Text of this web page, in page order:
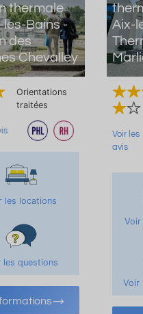
thermale
les-Bains -
des
Chevalley
Orientations
traitées
les locations
les questions
Aix-
Voir les
avis
Voir
Voir